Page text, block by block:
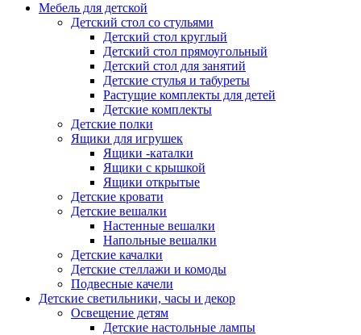
Мебель для детской
Детский стол со стульями
Детский стол круглый
Детский стол прямоугольный
Детский стол для занятий
Детские стулья и табуреты
Растущие комплекты для детей
Детские комплекты
Детские полки
Ящики для игрушек
Ящики -каталки
Ящики с крышкой
Ящики открытые
Детские кровати
Детские вешалки
Настенные вешалки
Напольные вешалки
Детские качалки
Детские стеллажи и комоды
Подвесные качели
Детские светильники, часы и декор
Освещение детям
Детские настольные лампы